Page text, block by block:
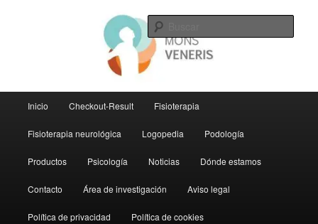
Gabinete Mons Veneris
principal
Inicio Checkout-Result Fisioterapia
Fisioterapia neurológica Logopedia Podología
Productos Psicología Noticias Dónde estamos
Contacto Área de investigación Aviso legal
Política de privacidad Política de cookies